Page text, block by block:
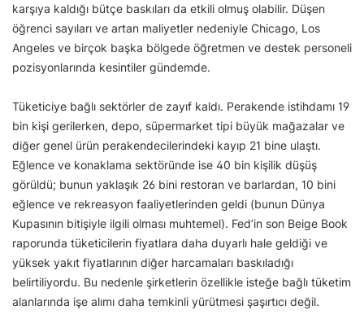
karşıya kaldığı bütçe baskıları da etkili olmuş olabilir. Düşen
öğrenci sayıları ve artan maliyetler nedeniyle Chicago, Los
Angeles ve birçok başka bölgede öğretmen ve destek personeli
pozisyonlarında kesintiler gündemde.
Tüketiciye bağlı sektörler de zayıf kaldı. Perakende istihdamı 19
bin kişi gerilerken, depo, süpermarket tipi büyük mağazalar ve
diğer genel ürün perakendecilerindeki kayıp 21 bine ulaştı.
Eğlence ve konaklama sektöründe ise 40 bin kişilik düşüş
görüldü; bunun yaklaşık 26 bini restoran ve barlardan, 10 bini
eğlence ve rekreasyon faaliyetlerinden geldi (bunun Dünya
Kupasının bitişiyle ilgili olması muhtemel). Fed’in son Beige Book
raporunda tüketicilerin fiyatlara daha duyarlı hale geldiği ve
yüksek yakıt fiyatlarının diğer harcamaları baskıladığı
belirtiliyordu. Bu nedenle şirketlerin özellikle isteğe bağlı tüketim
alanlarında işe alımı daha temkinli yürütmesi şaşırtıcı değil.